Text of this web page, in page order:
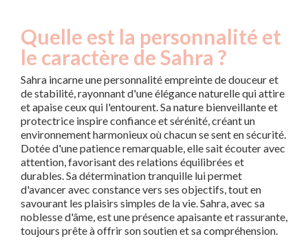
Quelle est la personnalité et
le caractère de Sahra ?
Sahra incarne une personnalité empreinte de douceur et
de stabilité, rayonnant d'une élégance naturelle qui attire
et apaise ceux qui l'entourent. Sa nature bienveillante et
protectrice inspire confiance et sérénité, créant un
environnement harmonieux où chacun se sent en sécurité.
Dotée d'une patience remarquable, elle sait écouter avec
attention, favorisant des relations équilibrées et
durables. Sa détermination tranquille lui permet
d'avancer avec constance vers ses objectifs, tout en
savourant les plaisirs simples de la vie. Sahra, avec sa
noblesse d'âme, est une présence apaisante et rassurante,
toujours prête à offrir son soutien et sa compréhension.